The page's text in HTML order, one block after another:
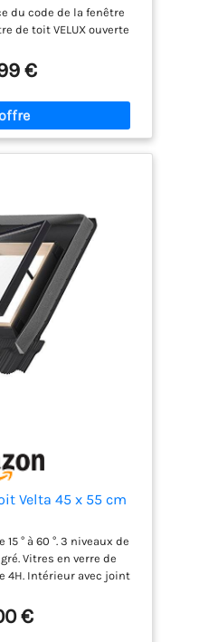
du code de la fenêtre
de toit VELUX ouverte
GGU MK04, GPL
M04, GPL M04, GPU
la protection contre
- bloque la lumière
fraîche Alimentation
avec un interrupteur
€
Velta 45 x 55 cm
° à 60 °. 3 niveaux de
Vitres en verre de
4H. Intérieur avec joint
€